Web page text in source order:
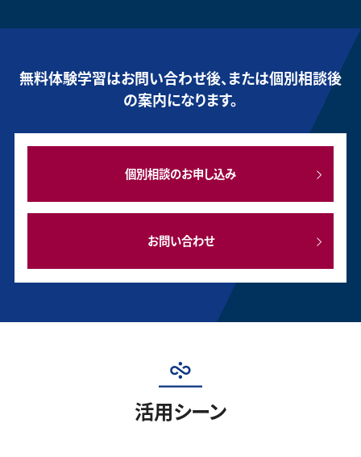
無料体験学習はお問い合わせ後、または個別相談後
の案内になります。
個別相談のお申し込み
お問い合わせ
活用シーン